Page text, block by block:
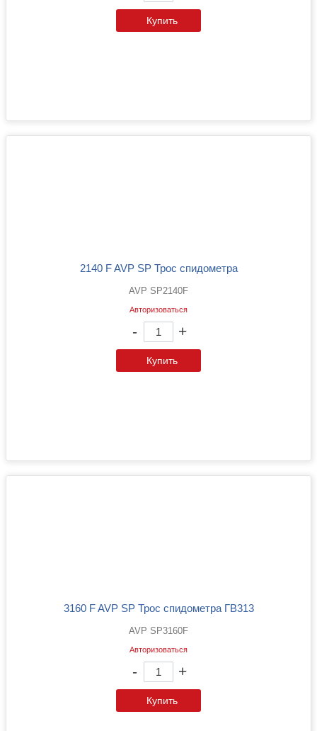
Купить
2140 F AVP SP Трос спидометра
AVP SP2140F
Авторизоваться
- +
Купить
3160 F AVP SP Трос спидометра ГВ313
AVP SP3160F
Авторизоваться
- +
Купить